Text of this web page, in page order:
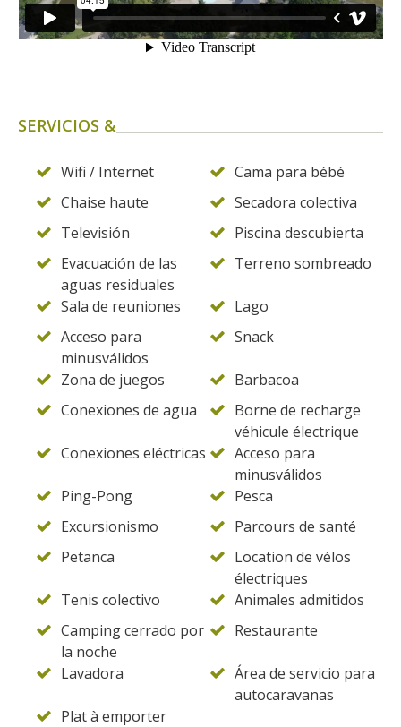
SERVICIOS &
Wifi / Internet
Cama para bébé
Chaise haute
Secadora colectiva
Televisión
Piscina descubierta
Evacuación de las
aguas residuales
Terreno sombreado
Sala de reuniones
Lago
Acceso para
minusválidos
Snack
Zona de juegos
Barbacoa
Conexiones de agua
Borne de recharge
véhicule électrique
Conexiones eléctricas
Acceso para
minusválidos
Ping-Pong
Pesca
Excursionismo
Parcours de santé
Petanca
Location de vélos
électriques
Tenis colectivo
Animales admitidos
Camping cerrado por
la noche
Restaurante
Lavadora
Área de servicio para
autocaravanas
Plat à emporter